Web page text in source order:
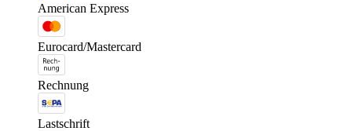
American Express
Eurocard/Mastercard
Rechnung
Lastschrift